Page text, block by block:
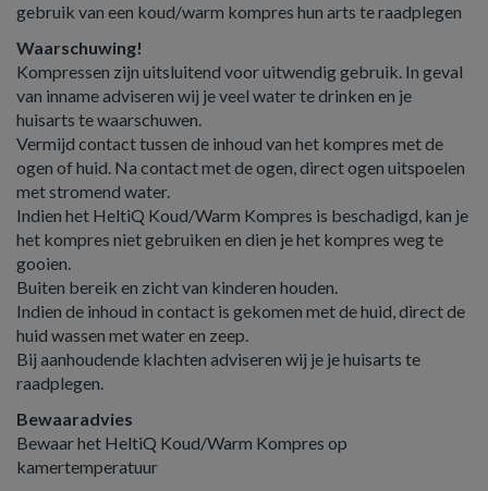
gebruik van een koud/warm kompres hun arts te raadplegen
Waarschuwing!
Kompressen zijn uitsluitend voor uitwendig gebruik. In geval
van inname adviseren wij je veel water te drinken en je
huisarts te waarschuwen.
Vermijd contact tussen de inhoud van het kompres met de
ogen of huid. Na contact met de ogen, direct ogen uitspoelen
met stromend water.
Indien het HeltiQ Koud/Warm Kompres is beschadigd, kan je
het kompres niet gebruiken en dien je het kompres weg te
gooien.
Buiten bereik en zicht van kinderen houden.
Indien de inhoud in contact is gekomen met de huid, direct de
huid wassen met water en zeep.
Bij aanhoudende klachten adviseren wij je je huisarts te
raadplegen.
Bewaaradvies
Bewaar het HeltiQ Koud/Warm Kompres op
kamertemperatuur